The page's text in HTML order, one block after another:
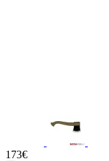
173€